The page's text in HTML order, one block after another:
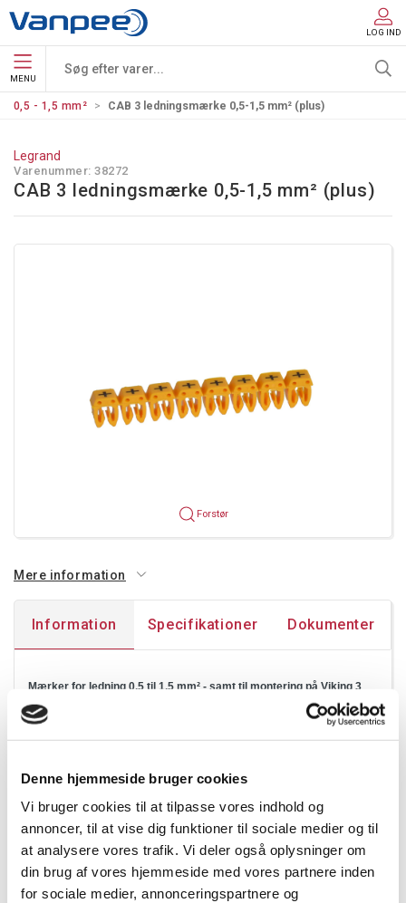
Denne hjemmeside bruger cookies
Vi bruger cookies til at tilpasse vores indhold og
annoncer, til at vise dig funktioner til sociale medier og til
at analysere vores trafik. Vi deler også oplysninger om
din brug af vores hjemmeside med vores partnere inden
for sociale medier, annonceringspartnere og
LOG IND
MENU
0,5 - 1,5 mm² CAB 3 ledningsmærke 0,5-1,5 mm² (plus)
Legrand
Varenummer:38272
CAB 3 ledningsmærke 0,5-1,5 mm² (plus)
Forstør
Mere information
Information Specifikationer Dokumenter
Mærker for ledning 0.5 til 1.5 mm² - samt til montering på Viking 3
klemmer.
3 mærker 0.5 til 1.5 mm²
Pakning:
Bogstav: sort på gul baggrund:
0.5 til 1.5²